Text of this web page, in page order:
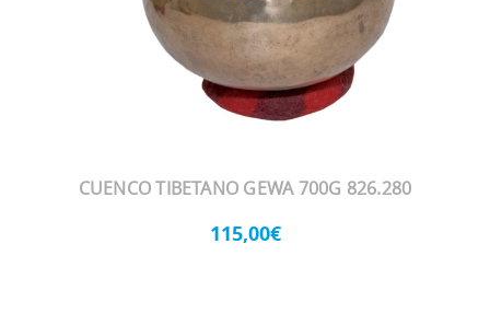
CUENCO TIBETANO GEWA 700G 826.280
115,00€